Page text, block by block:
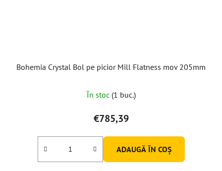
Bohemia Crystal Bol pe picior Mill Flatness mov 205mm
În stoc (1 buc.)
€785,39
ADAUGĂ ÎN COŞ